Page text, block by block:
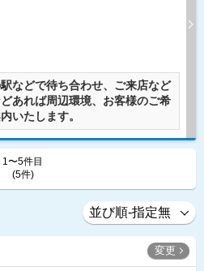
などで待ち合わせ、ご来店など
あれば周辺環境、お客様のご希
いたします。
1〜5件目
(5件)
変更